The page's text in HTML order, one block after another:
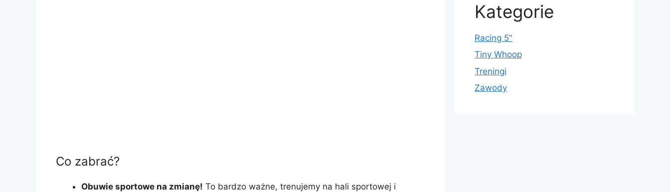
Co zabrać?
Obuwie sportowe na zmianę! To bardzo ważne, trenujemy na hali sportowej i
Kategorie
Racing 5"
Tiny Whoop
Treningi
Zawody